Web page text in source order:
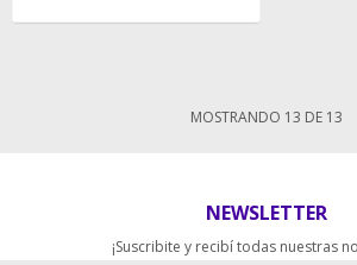
MOSTRANDO 13 DE 13
NEWSLETTER
¡Suscribite y recibí todas nuestras